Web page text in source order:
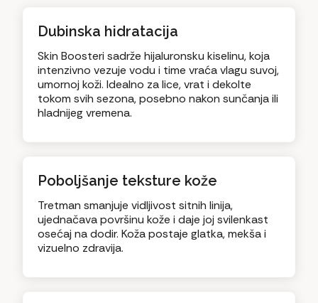
Dubinska hidratacija
Skin Boosteri sadrže hijaluronsku kiselinu, koja
intenzivno vezuje vodu i time vraća vlagu suvoj,
umornoj koži. Idealno za lice, vrat i dekolte
tokom svih sezona, posebno nakon sunčanja ili
hladnijeg vremena.
Poboljšanje teksture kože
Tretman smanjuje vidljivost sitnih linija,
ujednačava površinu kože i daje joj svilenkast
osećaj na dodir. Koža postaje glatka, mekša i
vizuelno zdravija.